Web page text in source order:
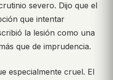
severo. Dijo que el
que intentar
la lesión como una
que de imprudencia.
especialmente cruel. El